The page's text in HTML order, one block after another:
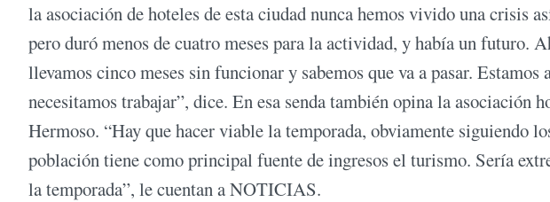
la asociación de hoteles de esta ciudad nunca hemos vivido una crisis
pero duró menos de cuatro meses para la actividad, y había un futuro.
llevamos cinco meses sin funcionar y sabemos que va a pasar. Estamos
necesitamos trabajar”, dice. En esa senda también opina la asociación
Hermoso. “Hay que hacer viable la temporada, obviamente siguiendo
población tiene como principal fuente de ingresos el turismo. Sería
la temporada”, le cuentan a NOTICIAS.